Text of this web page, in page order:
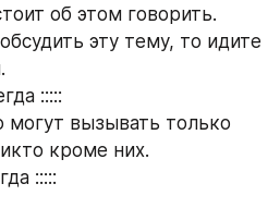
об этом говорить.
эту тему, то идите
:::::
могут вызывать только
кроме них.
:::::